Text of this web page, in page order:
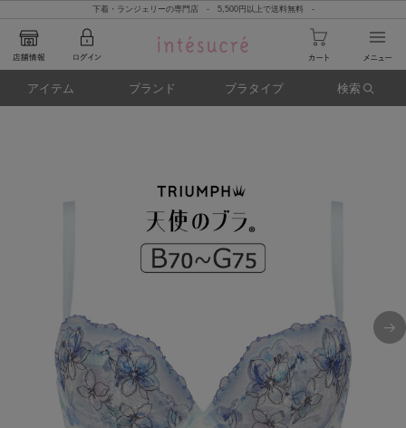
下着・ランジェリーの専門店 - 5,500円以上で送料無料 -
アイテム ブランド ブラタイプ 検索